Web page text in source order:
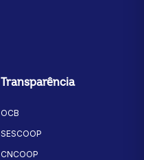
Transparência
OCB
SESCOOP
CNCOOP